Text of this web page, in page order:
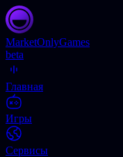
MarketOnlyGames
beta
Главная
Игры
Сервисы